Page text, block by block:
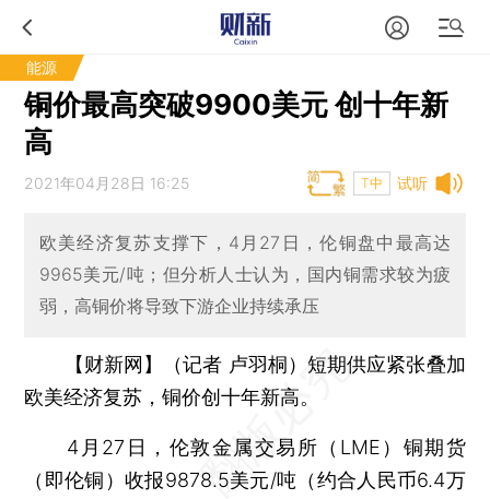
能源
铜价最高突破9900美元 创十年新
高
试听
2021年04月28日 16:25 T中
欧美经济复苏支撑下，4月27日，伦铜盘中最高达
9965美元/吨；但分析人士认为，国内铜需求较为疲
弱，高铜价将导致下游企业持续承压
【财新网】（记者 卢羽桐） 短期供应紧张叠加
欧美经济复苏，铜价创十年新高。
4月27日，伦敦金属交易所（LME）铜期货
（即伦铜）收报9878.5美元/吨（约合人民币6.4万